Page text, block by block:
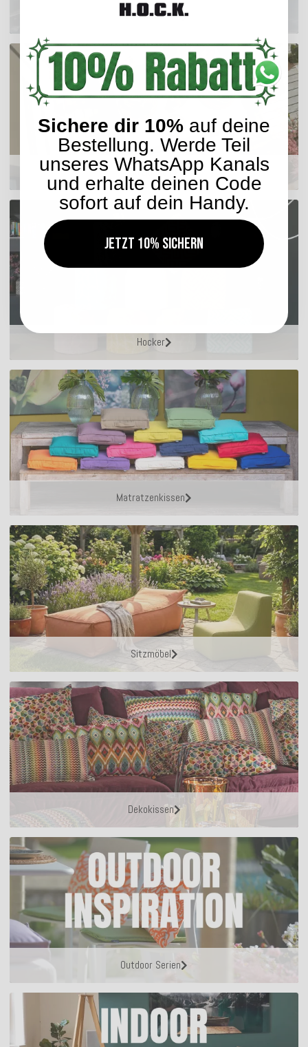
Outdoor Kissen
Sitzkissen
Hocker
Matratzenkissen
Sitzmöbel
Dekokissen
Outdoor Serien
Sichere dir 10% auf deine
Bestellung. Werde Teil
unseres WhatsApp Kanals
und erhalte deinen Code
sofort auf dein Handy.
Jetzt 10% sichern